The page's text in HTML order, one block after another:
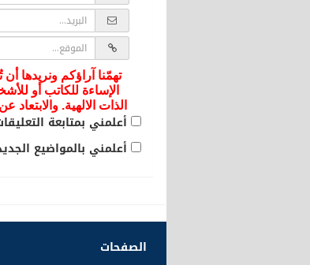
تهمّنا آراؤكم ونريدها
الإساءة للكاتب أو
الذات الالهية.
أعلمني بمتابعة
أعلمني بالمواضيع
الصفحات